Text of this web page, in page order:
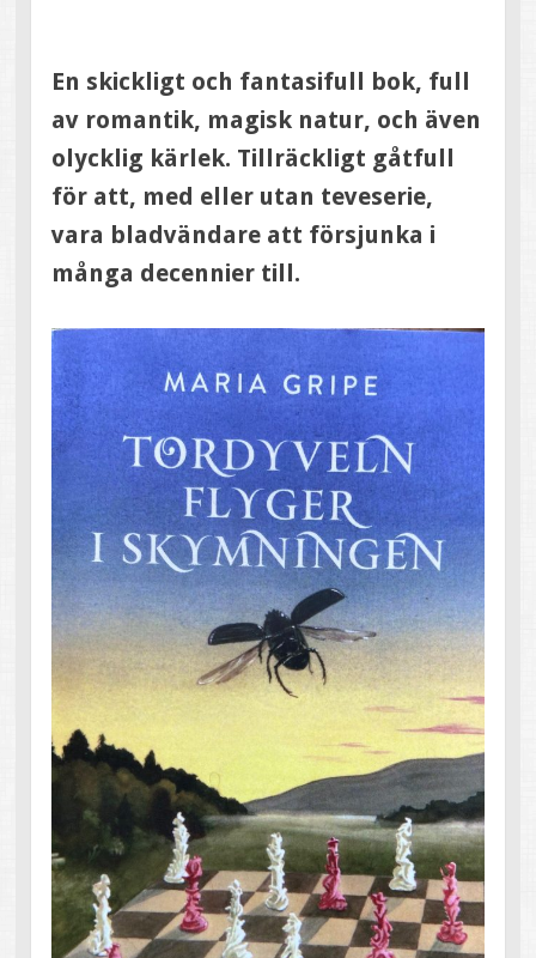
En skickligt och fantasifull bok, full
av romantik, magisk natur, och även
olycklig kärlek. Tillräckligt gåtfull
för att, med eller utan teveserie,
vara bladvändare att försjunka i
många decennier till.